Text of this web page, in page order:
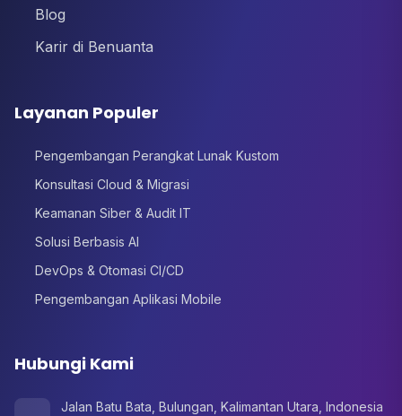
Blog
Karir di Benuanta
Layanan Populer
Pengembangan Perangkat Lunak Kustom
Konsultasi Cloud & Migrasi
Keamanan Siber & Audit IT
Solusi Berbasis AI
DevOps & Otomasi CI/CD
Pengembangan Aplikasi Mobile
Hubungi Kami
Jalan Batu Bata, Bulungan, Kalimantan Utara, Indonesia